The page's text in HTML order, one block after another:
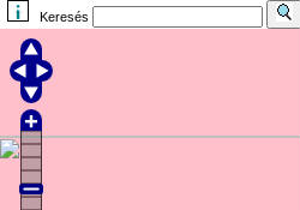
Keresés